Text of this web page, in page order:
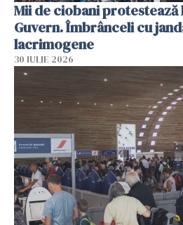
Mii de ciobani protestează
Guvern. Îmbrânceli cu
lacrimogene
30 IULIE 2026